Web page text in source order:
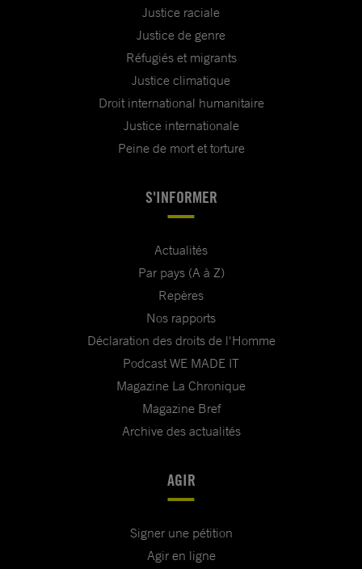
Justice raciale
Justice de genre
Réfugiés et migrants
Justice climatique
Droit international humanitaire
Justice internationale
Peine de mort et torture
S'INFORMER
Actualités
Par pays (A à Z)
Repères
Nos rapports
Déclaration des droits de l'Homme
Podcast WE MADE IT
Magazine La Chronique
Magazine Bref
Archive des actualités
AGIR
Signer une pétition
Agir en ligne